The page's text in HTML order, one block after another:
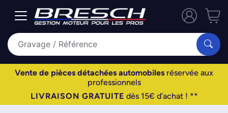
Vente de pièces détachées automobiles réservée aux
professionnels
LIVRAISON GRATUITE dès 15€ d’achat ! **